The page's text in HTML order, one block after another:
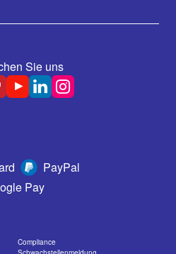
Sie uns
PayPal
Pay
Compliance